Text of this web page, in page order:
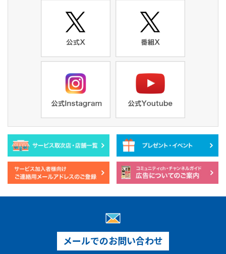
メールでのお問い合わせ